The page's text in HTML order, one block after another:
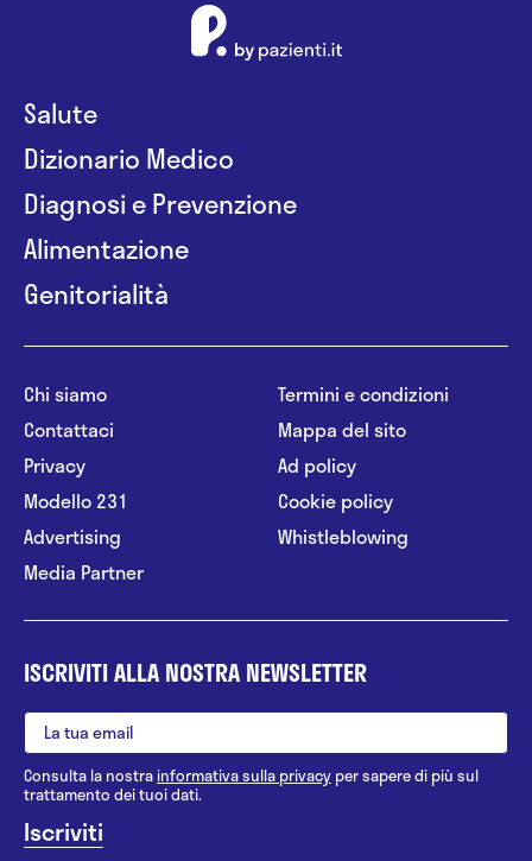
Salute
Dizionario Medico
Diagnosi e Prevenzione
Alimentazione
Genitorialità
Chi siamo
Contattaci
Privacy
Modello 231
Advertising
Media Partner
Termini e condizioni
Mappa del sito
Ad policy
Cookie policy
Whistleblowing
ISCRIVITI ALLA NOSTRA NEWSLETTER
Consulta la nostrainformativa sulla privacy per sapere di più sul
trattamento dei tuoi dati.